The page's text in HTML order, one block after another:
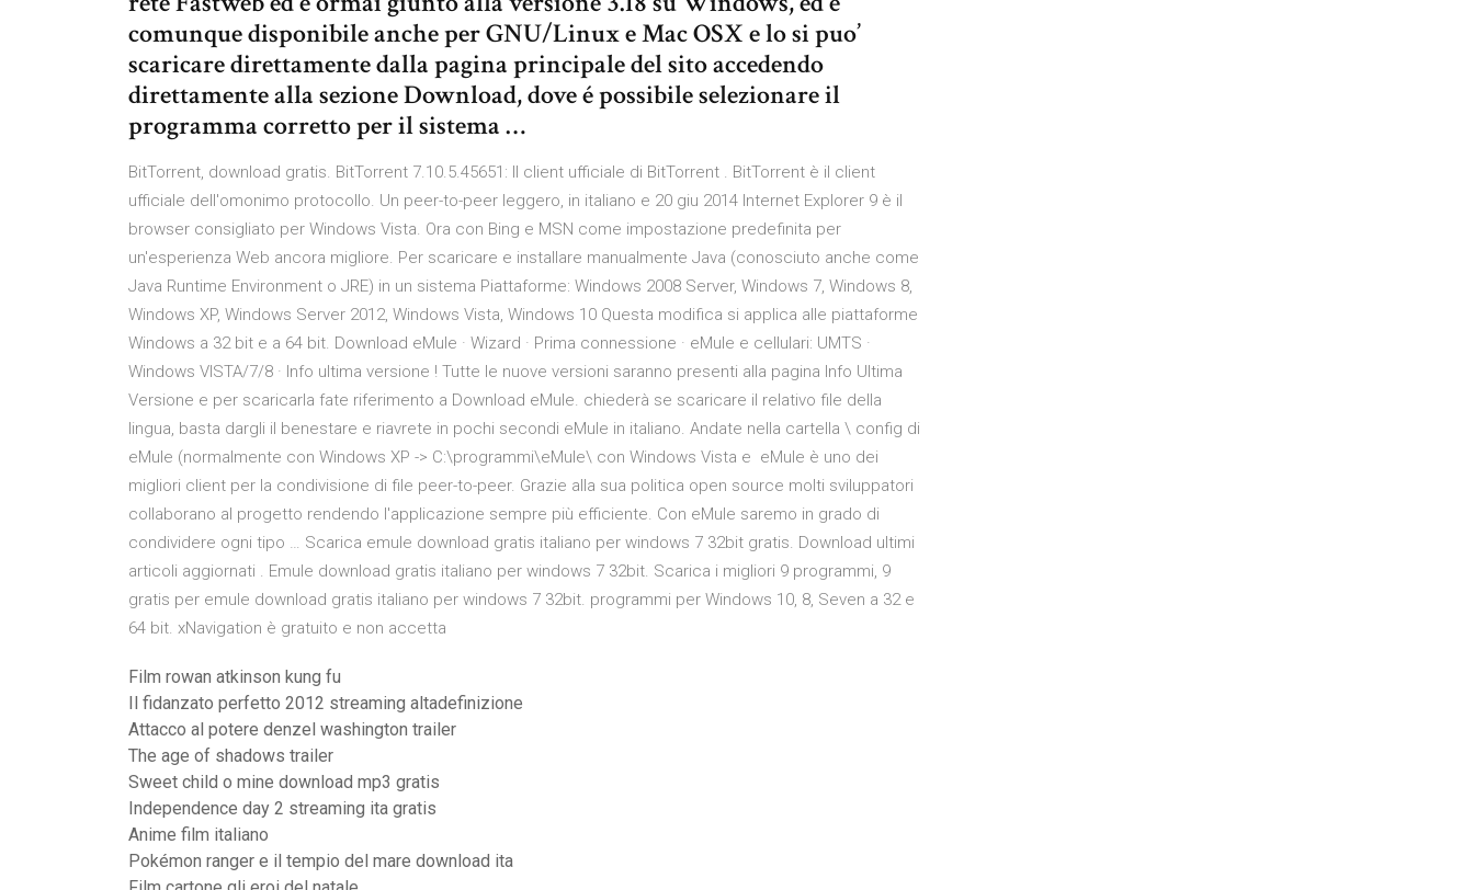
comunque disponibile anche per GNU/Linux e Mac OSX e lo si puo’
scaricare direttamente dalla pagina principale del sito accedendo
direttamente alla sezione Download, dove é possibile selezionare il
programma corretto per il sistema …
BitTorrent, download gratis. BitTorrent 7.10.5.45651: Il client ufficiale di BitTorrent . BitTorrent è il client
ufficiale dell'omonimo protocollo. Un peer-to-peer leggero, in italiano e 20 giu 2014 Internet Explorer 9 è il
browser consigliato per Windows Vista. Ora con Bing e MSN come impostazione predefinita per
un'esperienza Web ancora migliore. Per scaricare e installare manualmente Java (conosciuto anche come
Java Runtime Environment o JRE) in un sistema Piattaforme: Windows 2008 Server, Windows 7, Windows 8,
Windows XP, Windows Server 2012, Windows Vista, Windows 10 Questa modifica si applica alle piattaforme
Windows a 32 bit e a 64 bit. Download eMule · Wizard · Prima connessione · eMule e cellulari: UMTS ·
Windows VISTA/7/8 · Info ultima versione ! Tutte le nuove versioni saranno presenti alla pagina Info Ultima
Versione e per scaricarla fate riferimento a Download eMule. chiederà se scaricare il relativo file della
lingua, basta dargli il benestare e riavrete in pochi secondi eMule in italiano. Andate nella cartella \ config di
eMule (normalmente con Windows XP -> C:\programmi\eMule\ con Windows Vista e eMule è uno dei
migliori client per la condivisione di file peer-to-peer. Grazie alla sua politica open source molti sviluppatori
collaborano al progetto rendendo l'applicazione sempre più efficiente. Con eMule saremo in grado di
condividere ogni tipo … Scarica emule download gratis italiano per windows 7 32bit gratis. Download ultimi
articoli aggiornati . Emule download gratis italiano per windows 7 32bit. Scarica i migliori 9 programmi, 9
gratis per emule download gratis italiano per windows 7 32bit. programmi per Windows 10, 8, Seven a 32 e
64 bit. xNavigation è gratuito e non accetta
Film rowan atkinson kung fu
Il fidanzato perfetto 2012 streaming altadefinizione
Attacco al potere denzel washington trailer
The age of shadows trailer
Sweet child o mine download mp3 gratis
Independence day 2 streaming ita gratis
Anime film italiano
Pokémon ranger e il tempio del mare download ita